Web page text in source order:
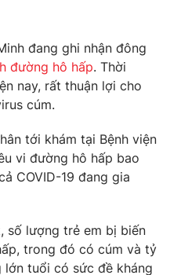
đang ghi nhận đông
đường hô hấp. Thời
nay, rất thuận lợi cho
cúm.
tới khám tại Bệnh viện
vi đường hô hấp bao
COVID-19 đang gia
số lượng trẻ em bị biến
trong đó có cúm và tỷ
tuổi có sức đề kháng